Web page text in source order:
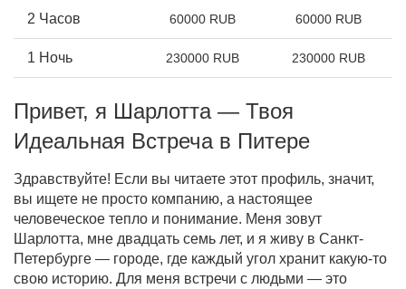
2 Часов 60000 RUB 60000 RUB
1 Ночь 230000 RUB 230000 RUB
Привет, я Шарлотта — Твоя
Идеальная Встреча в Питере
Здравствуйте! Если вы читаете этот профиль, значит,
вы ищете не просто компанию, а настоящее
человеческое тепло и понимание. Меня зовут
Шарлотта, мне двадцать семь лет, и я живу в Санкт-
Петербурге — городе, где каждый угол хранит какую-то
свою историю. Для меня встречи с людьми — это